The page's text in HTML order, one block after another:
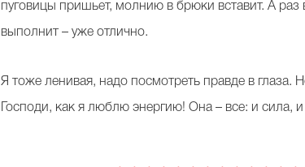
пуговицы пришьет, молнию в брюки вставит. А раз
выполнит – уже отлично.
Я тоже ленивая, надо посмотреть правде в
Господи, как я люблю энергию! Она – все: и сила,